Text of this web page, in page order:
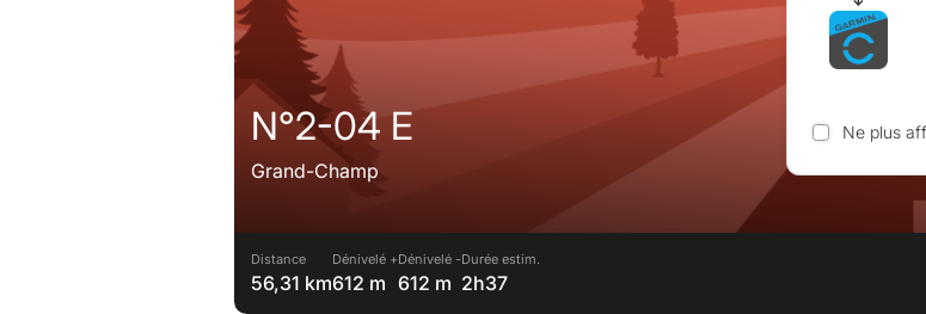
N°2-04 E
Grand-Champ
Distance
56,31 km
Dénivelé +
612 m
Dénivelé -
612 m
Durée estim.
2h37
Ne plus